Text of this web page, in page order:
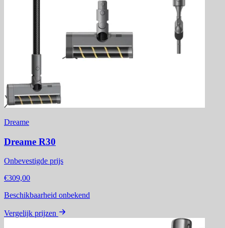
Dreame
Dreame R30
Onbevestigde prijs
€309,00
Beschikbaarheid onbekend
Vergelijk prijzen